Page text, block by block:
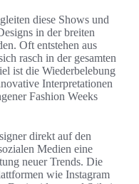
diese Shows und
in der breiten
Oft entstehen aus
rasch in der gesamten
ist die Wiederbelebung
Interpretationen
Fashion Weeks
direkt auf den
Medien eine
neuer Trends. Die
wie Instagram